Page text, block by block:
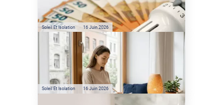
réelles ?
Soleil Et Isolation 16 Juin 2026
Préservez votre logement de
la chaleur : les conseils de
Jamy de C'est Pas Sorcier
Soleil Et Isolation 16 Juin 2026